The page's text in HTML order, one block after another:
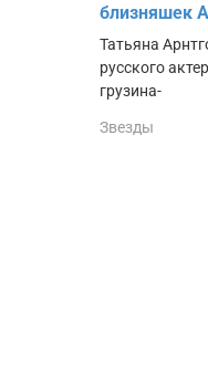
близняшек
Татьяна
русского
грузина-
Звезды